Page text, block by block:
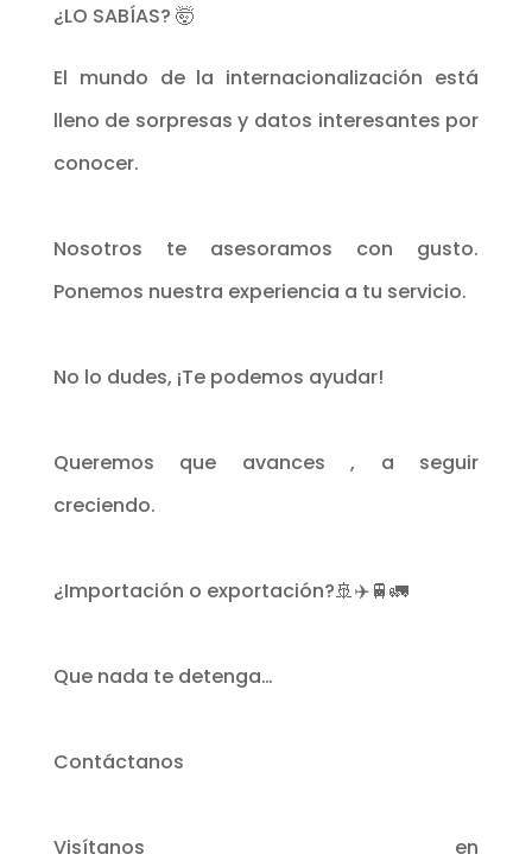
¿LO SABÍAS? 🤯
El mundo de la internacionalización está
lleno de sorpresas y datos interesantes por
conocer.
Nosotros te asesoramos con gusto.
Ponemos nuestra experiencia a tu servicio.
No lo dudes, ¡Te podemos ayudar!
Queremos que avances , a seguir
creciendo.
¿Importación o exportación?🚢✈️🚆🚛
Que nada te detenga…
Contáctanos
Visítanos en